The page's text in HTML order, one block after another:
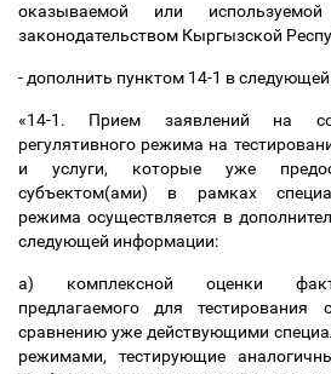
оказываемой или
законодательством Кыргызской
- дополнить пунктом 14-1 в
«14-1. Прием заявлений на
регулятивного режима на
и услуги, которые уже
субъектом(ами) в рамках
режима осуществляется в
следующей информации:
а) комплексной оценки
предлагаемого для
сравнению уже действующими
режимами, тестирующие